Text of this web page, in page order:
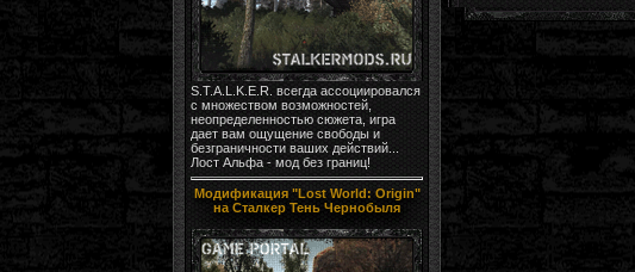
S.T.A.L.K.E.R. всегда ассоциировался
с множеством возможностей,
неопределенностью сюжета, игра
дает вам ощущение свободы и
безграничности ваших действий...
Лост Альфа - мод без границ!
Модификация "Lost World: Origin"
на Сталкер Тень Чернобыля